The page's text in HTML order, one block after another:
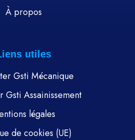
À propos
utiles
Gsti Mécanique
Gsti Assainissement
légales
de cookies (UE)